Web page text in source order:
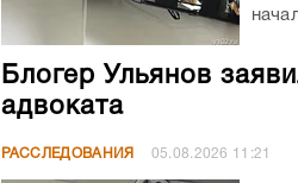
Блогер Ульянов
адвоката
РАССЛЕДОВАНИЯ 05.08.2026 11:21